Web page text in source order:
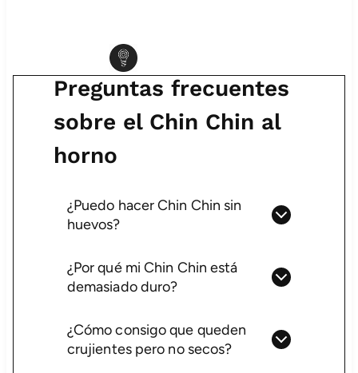
Preguntas frecuentes
sobre el Chin Chin al
horno
¿Puedo hacer Chin Chin sin
huevos?
¿Por qué mi Chin Chin está
demasiado duro?
¿Cómo consigo que queden
crujientes pero no secos?